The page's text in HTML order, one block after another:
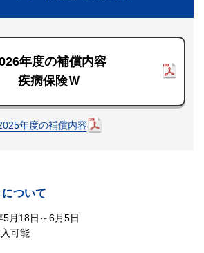
年度の補償内容
疾病保険Ｗ
年度の補償内容
ついて
月18日～6月5日
可能